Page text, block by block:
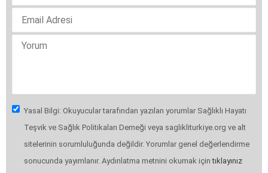
Yasal Bilgi: Okuyucular tarafından yazılan yorumlar Sağlıklı Hayatı
Teşvik ve Sağlık Politikaları Derneği veya saglikliturkiye.org ve alt
sitelerinin sorumluluğunda değildir. Yorumlar genel değerlendirme
sonucunda yayımlanır. Aydınlatma metnini okumak içintıklayınız